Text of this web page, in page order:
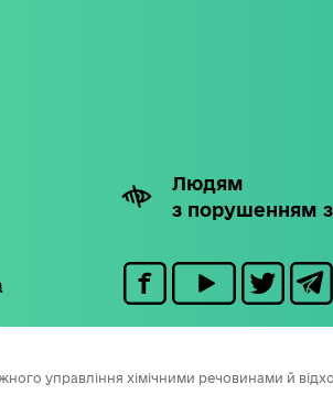
Людям
з порушенням
управління хімічними речовинами й